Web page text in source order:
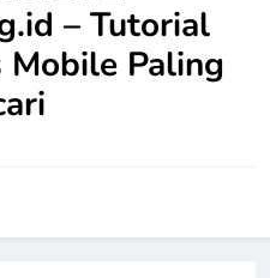
– Tutorial
Paling
langsung kamu terapkan